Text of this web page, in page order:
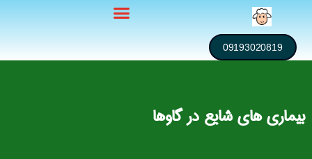
09193020819
بیماری های شایع در گاوها